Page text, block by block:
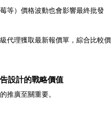
等）價格波動也會影響最終批發
代理獲取最新報價單，綜合比較價
設計的戰略價值
推廣至關重要。